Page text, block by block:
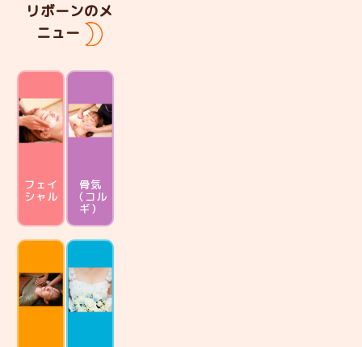
リボーンのメ
ニュー
フェイ
シャル
骨気
（コル
ギ）